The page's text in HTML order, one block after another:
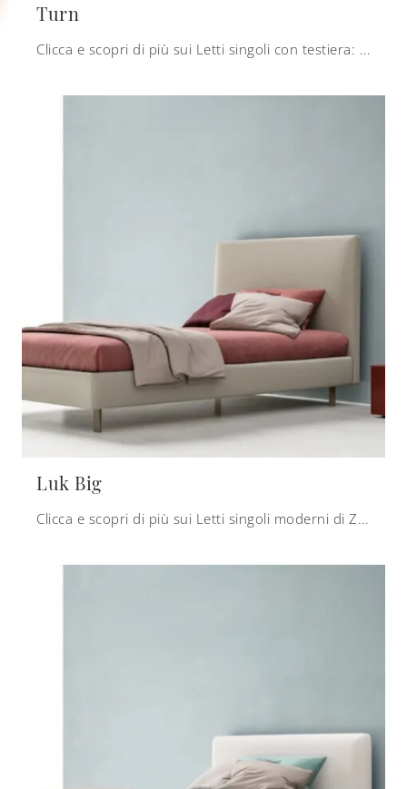
Turn
Clicca e scopri di più sui Letti singoli con testiera: se cerchi modelli moderni, il modello Turn Nidi fa per te.
Luk Big
Clicca e scopri di più sui Letti singoli moderni di Zalf! Il modello Luk Big in tessuto ti aspetta.